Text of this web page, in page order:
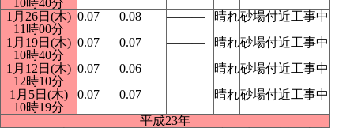
10時40分
1月26日(木)
11時00分
0.07 0.08 ――― 晴れ砂場付近工事中
1月19日(木)
10時40分
0.07 0.07 ――― 晴れ砂場付近工事中
1月12日(木)
12時10分
0.07 0.06 ――― 晴れ砂場付近工事中
1月5日(木)
10時19分
0.07 0.07 ――― 晴れ砂場付近工事中
平成23年